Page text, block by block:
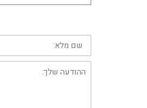
שם
מלא:
ההודעה
שלך: